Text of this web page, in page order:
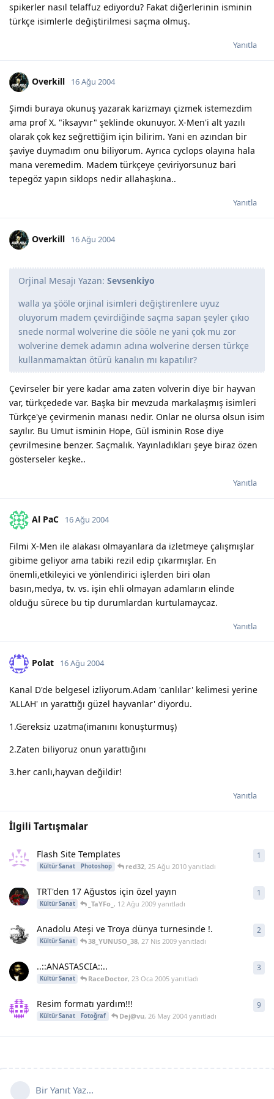
spikerler nasıl telaffuz ediyordu? Fakat diğerlerinin isminin
türkçe isimlerle değiştirilmesi saçma olmuş.
Yanıtla
Overkill 16 Ağu 2004
Şimdi buraya okunuş yazarak karizmayı çizmek istemezdim
ama prof X. "iksayvır" şeklinde okunuyor. X-Men'i alt yazılı
olarak çok kez seğrettiğim için bilirim. Yani en azından bir
şaviye duymadım onu biliyorum. Ayrıca cyclops olayına hala
mana veremedim. Madem türkçeye çeviriyorsunuz bari
tepegöz yapın siklops nedir allahaşkına..
Yanıtla
Overkill 16 Ağu 2004
Orjinal Mesajı Yazan: Sevsenkiyo
walla ya şööle orjinal isimleri değiştirenlere uyuz
oluyorum madem çevirdiğinde saçma sapan şeyler çıkıo
snede normal wolverine die sööle ne yani çok mu zor
wolverine demek adamın adına wolverine dersen türkçe
kullanmamaktan ötürü kanalın mı kapatılır?
Çevirseler bir yere kadar ama zaten volverin diye bir hayvan
var, türkçedede var. Başka bir mevzuda markalaşmış isimleri
Türkçe'ye çevirmenin manası nedir. Onlar ne olursa olsun isim
sayılır. Bu Umut isminin Hope, Gül isminin Rose diye
çevrilmesine benzer. Saçmalık. Yayınladıkları şeye biraz özen
gösterseler keşke..
Yanıtla
Al PaC 16 Ağu 2004
Filmi X-Men ile alakası olmayanlara da izletmeye çalışmışlar
gibime geliyor ama tabiki rezil edip çıkarmışlar. En
önemli,etkileyici ve yönlendirici işlerden biri olan
basın,medya, tv. vs. işin ehli olmayan adamların elinde
olduğu sürece bu tip durumlardan kurtulamaycaz.
Yanıtla
Polat 16 Ağu 2004
Kanal D'de belgesel izliyorum.Adam 'canlılar' kelimesi yerine
'ALLAH' ın yarattığı güzel hayvanlar' diyordu.
1.Gereksiz uzatma(imanını konuşturmuş)
2.Zaten biliyoruz onun yarattığını
3.her canlı,hayvan değildir!
Yanıtla
İlgili Tartışmalar
Flash Site Templates
Kültür Sanat Photoshop red32, 25 Ağu 2010yanıtladı
1
TRT'den 17 Ağustos için özel yayın
Kültür Sanat _TaYFo_ , 12 Ağu 2009 yanıtladı
1
Anadolu Ateşi ve Troya dünya turnesinde !.
Kültür Sanat 38_YUNUSO_38,27 Nis 2009 yanıtladı
2
..::ANASTASCIA::..
Kültür Sanat RaceDoctor,23 Oca 2005 yanıtladı
3
Resim formatı yardım!!!
Kültür Sanat Fotoğraf Dej@vu, 26 May 2004yanıtladı
9
Bir Yanıt Yaz...